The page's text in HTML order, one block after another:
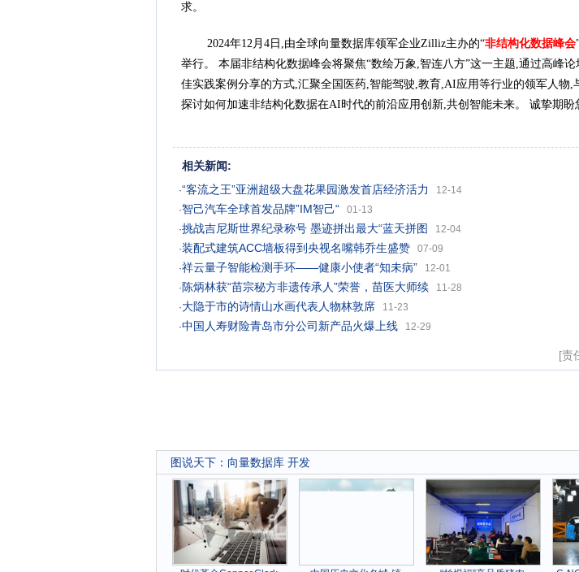
求。
2024年12月4日,由全球向量数据库领军企业Zilliz主办的“非结构化数据峰会
举行。 本届非结构化数据峰会将聚焦“数绘万象,智连八方”这一主题,通过高峰
佳实践案例分享的方式,汇聚全国医药,智能驾驶,教育,AI应用等行业的领军人物,
探讨如何加速非结构化数据在AI时代的前沿应用创新,共创智能未来。 诚挚期盼
相关新闻:
·“客流之王”亚洲超级大盘花果园激发首店经济活力
12-14
·智己汽车全球首发品牌”IM智己“
01-13
·挑战吉尼斯世界纪录称号 墨迹拼出最大“蓝天拼图
12-04
·装配式建筑ACC墙板得到央视名嘴韩乔生盛赞
07-09
·祥云量子智能检测手环——健康小使者“知未病”
12-01
· 陈炳林获“苗宗秘方非遗传承人”荣誉，苗医大师续
11-28
·大隐于市的诗情山水画代表人物林敦席
11-23
·中国人寿财险青岛市分公司新产品火爆上线 12-29
[责
图说天下 ： 向量数据库 开发